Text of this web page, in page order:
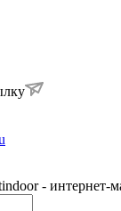
- интернет-